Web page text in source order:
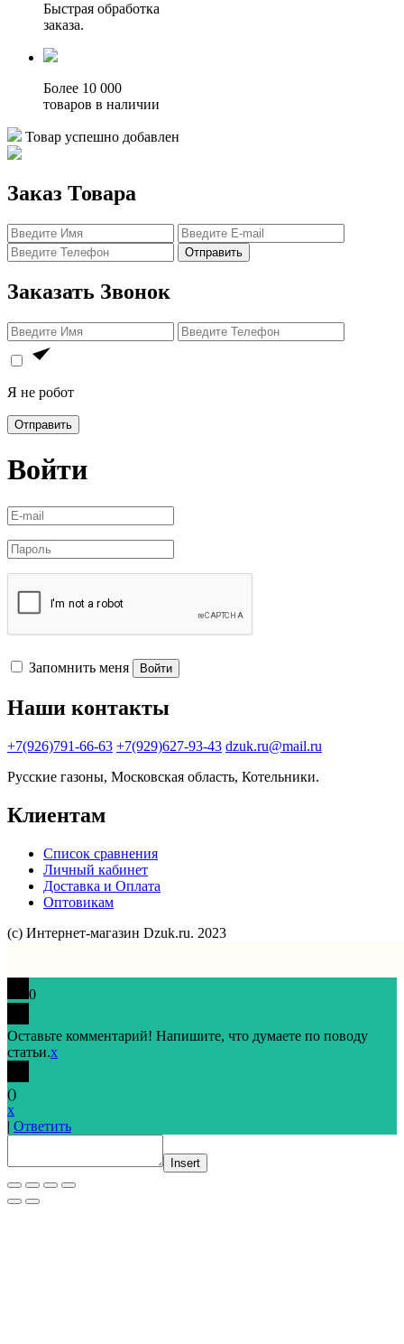
Быстрая обработка
заказа.
Более 10 000
товаров в наличии
Товар успешно добавлен
Заказ Товара
Отправить
Заказать Звонок
Я не робот
Отправить
Войти
Запомнить меня Войти
Наши контакты
+7(926)791-66-63 +7(929)627-93-43 dzuk.ru@mail.ru
Русские газоны, Московская область, Котельники.
Клиентам
Список сравнения
Личный кабинет
Доставка и Оплата
Оптовикам
(с) Интернет-магазин Dzuk.ru. 2023
0
Оставьте комментарий! Напишите, что думаете по поводу
статьи.x
()
x
| Ответить
Insert